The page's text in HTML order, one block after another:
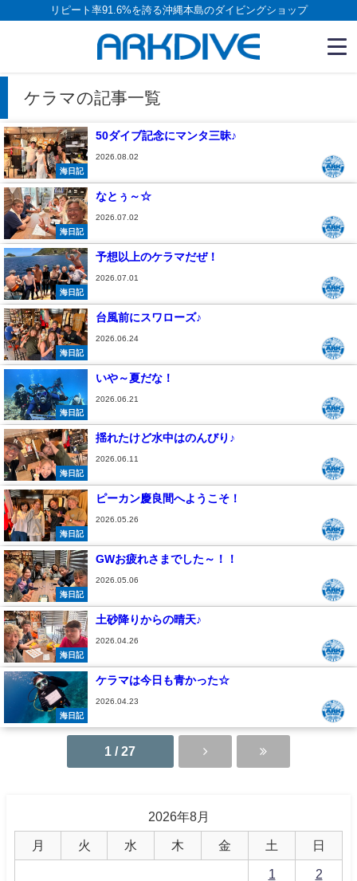
リピート率91.6%を誇る沖縄本島のダイビングショップ
ケラマの記事一覧
海日記
50ダイブ記念にマンタ三昧♪
2026.08.02
海日記
なとぅ～☆
2026.07.02
海日記
予想以上のケラマだぜ！
2026.07.01
海日記
台風前にスワローズ♪
2026.06.24
海日記
いや～夏だな！
2026.06.21
海日記
揺れたけど水中はのんびり♪
2026.06.11
海日記
ピーカン慶良間へようこそ！
2026.05.26
海日記
GWお疲れさまでした～！！
2026.05.06
海日記
土砂降りからの晴天♪
2026.04.26
海日記
ケラマは今日も青かった☆
2026.04.23
1 / 27
2026年8月
月 火 水 木 金 土 日
1 2